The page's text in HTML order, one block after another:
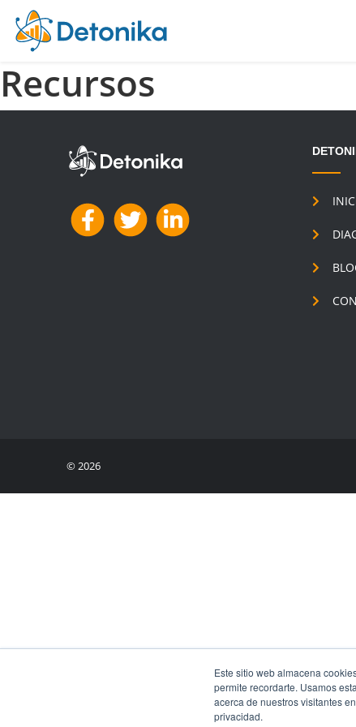
Este sitio web almacena
permite recordarte. Usamos
acerca de nuestros visitantes
privacidad.
Skip to content
Recursos
© 2026